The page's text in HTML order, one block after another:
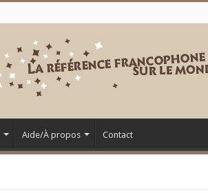
Aide/À propos Contact